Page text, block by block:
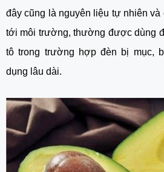
đây cũng là nguyên liệu tự nhiên và
tới môi trường, thường được dùng
tô trong trường hợp đèn bị mục,
dụng lâu dài.